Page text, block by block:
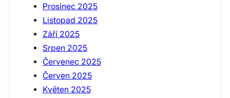
Prosinec 2025
Listopad 2025
Září 2025
Srpen 2025
Červenec 2025
Červen 2025
Květen 2025